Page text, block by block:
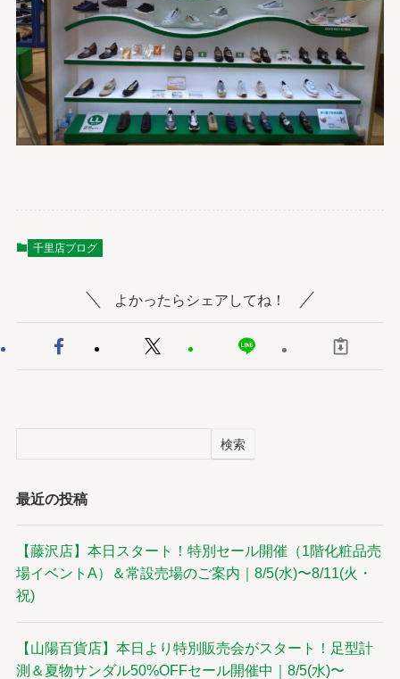
千里店ブログ
よかったらシェアしてね！
検索
最近の投稿
【藤沢店】本日スタート！特別セール開催（1階化粧品売
場イベントA）＆常設売場のご案内｜8/5(水)〜8/11(火・
祝)
【山陽百貨店】本日より特別販売会がスタート！足型計
測＆夏物サンダル50%OFFセール開催中｜8/5(水)〜